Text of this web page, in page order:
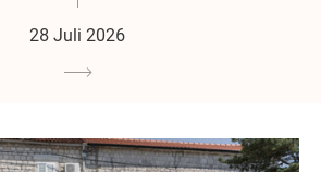
28 Juli 2026